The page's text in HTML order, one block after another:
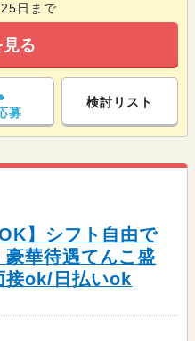
日まで
る
募
検討リスト
OK】シフト自由で
豪華待遇てんこ盛
接ok/日払いok